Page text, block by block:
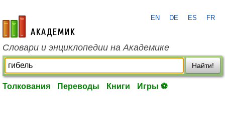
academic.ru
EN DE ES FR
Словари и энциклопедии на Академике
Найти!
Толкования Переводы Книги Игры ⚽